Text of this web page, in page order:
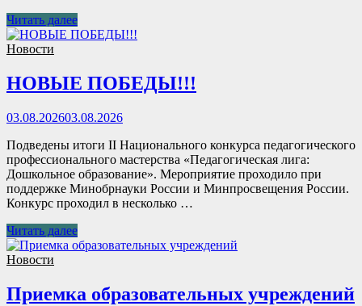
Читать далее
Новости
НОВЫЕ ПОБЕДЫ!!!
03.08.202603.08.2026
Подведены итоги II Национального конкурса педагогического
профессионального мастерства «Педагогическая лига:
Дошкольное образование». Мероприятие проходило при
поддержке Минобрнауки России и Минпросвещения России.
Конкурс проходил в несколько …
Читать далее
Новости
Приемка образовательных учреждений